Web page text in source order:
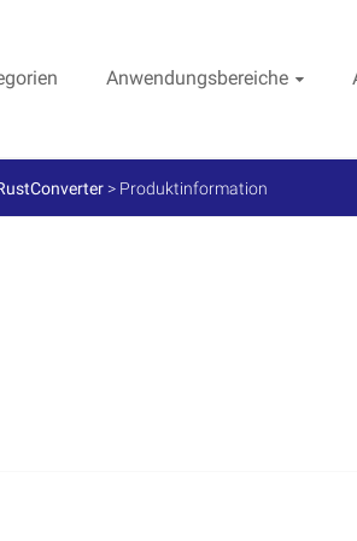
Anwendungsbereiche
> Produktinformation